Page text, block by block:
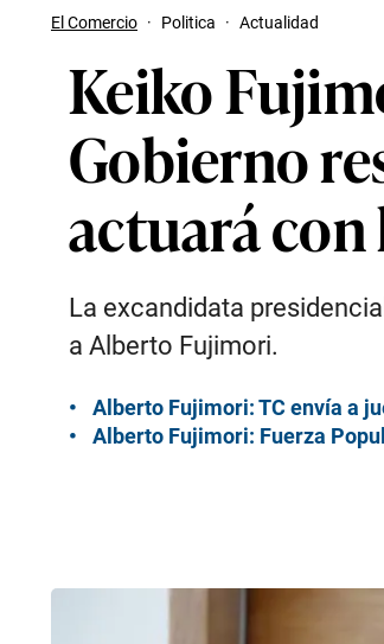
El Comercio · Politica · Actualidad
Keiko
Gobierno
actuará
La excandidata
a Alberto Fujimori.
Alberto Fujimori: TC envía a
Alberto Fujimori: Fuerza